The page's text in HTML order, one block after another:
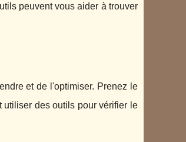
peuvent vous aider à trouver
et de l'optimiser. Prenez le
utiliser des outils pour vérifier le